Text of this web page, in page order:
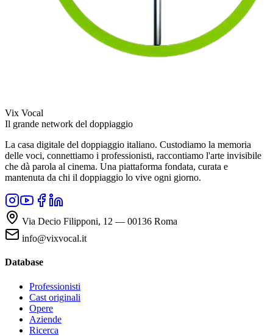
Vix Vocal
Il grande network del doppiaggio
La casa digitale del doppiaggio italiano. Custodiamo la memoria
delle voci, connettiamo i professionisti, raccontiamo l'arte invisibile
che dà parola al cinema. Una piattaforma fondata, curata e
mantenuta da chi il doppiaggio lo vive ogni giorno.
Via Decio Filipponi, 12 — 00136 Roma
info@vixvocal.it
Database
Professionisti
Cast originali
Opere
Aziende
Ricerca